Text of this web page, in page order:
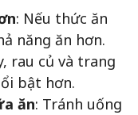
: Nếu thức ăn
năng ăn hơn.
rau củ và trang
bật hơn.
ăn: Tránh uống